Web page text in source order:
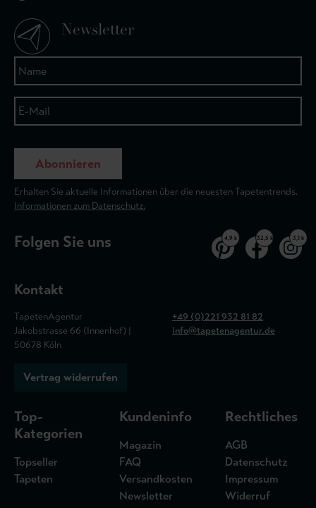
Newsletter
Abonnieren
Erhalten Sie aktuelle Informationen über die neuesten Tapetentrends.
Informationen zum Datenschutz.
Folgen Sie uns 4,9 k 32,5 k 3,1 k
Kontakt
TapetenAgentur
Jakobstrasse 66 (Innenhof) |
50678 Köln
+49 (0)221 932 81 82
info@tapetenagentur.de
Vertrag widerrufen
Top-
Kategorien
Topseller
Tapeten
Kundeninfo
Magazin
FAQ
Versandkosten
Newsletter
Rechtliches
AGB
Datenschutz
Impressum
Widerruf